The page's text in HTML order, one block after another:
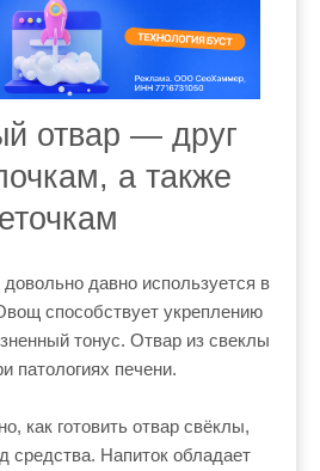
отвар — друг
а также
давно используется в
способствует укреплению
тонус. Отвар из свеклы
патологиях печени.
как готовить отвар свёклы,
средства. Напиток обладает